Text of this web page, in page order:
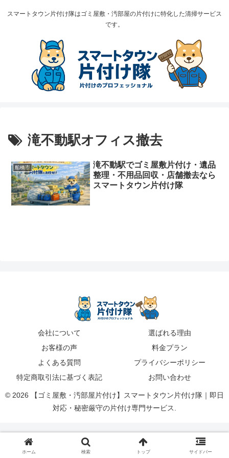
スマートタウン片付け隊はゴミ屋敷・汚部屋の片付けに特化した清掃サービス
です。
滝不動駅オフィス撤去
船橋市
滝不動駅でゴミ屋敷片付け・遺品
整理・不用品回収・店舗撤去なら
スマートタウン片付け隊
会社について
選ばれる理由
お客様の声
料金プラン
よくある質問
プライバシーポリシー
特定商取引法に基づく表記
お問い合わせ
© 2026 【ゴミ屋敷・汚部屋片付け】スマートタウン片付け隊｜即日
対応・秘密厳守の片付け専門サービス.
ホーム 検索 トップ サイドバー